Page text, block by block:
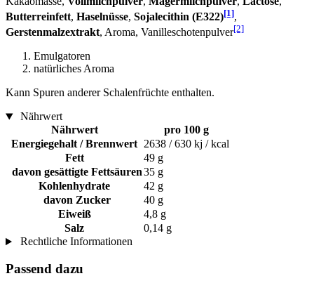
Butterreinfett, Haselnüsse, Sojalecithin (E322)[1],
Gerstenmalzextrakt, Aroma, Vanilleschotenpulver[2]
Emulgatoren
natürliches Aroma
Kann Spuren anderer Schalenfrüchte enthalten.
Nährwert
Nährwert
pro 100 g
Energiegehalt / Brennwert 2638 / 630 kj / kcal
Fett
49 g
davon gesättigte Fettsäuren35 g
Kohlenhydrate
42 g
davon Zucker
40 g
Eiweiß
4,8 g
Salz
0,14 g
Rechtliche Informationen
Passend dazu